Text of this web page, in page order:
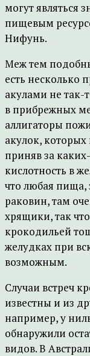
могут
пищевым
Нифунь.
Меж тем
есть несколько
акулами не так-
в прибрежных
аллигаторы
акулок,
приняв за
кислотность в
что любая пища,
раковин, там
хрящики, так
крокодильей
желудках при
возможным.
Случаи встреч
известны и из
например, у
обнаружили
видов. В